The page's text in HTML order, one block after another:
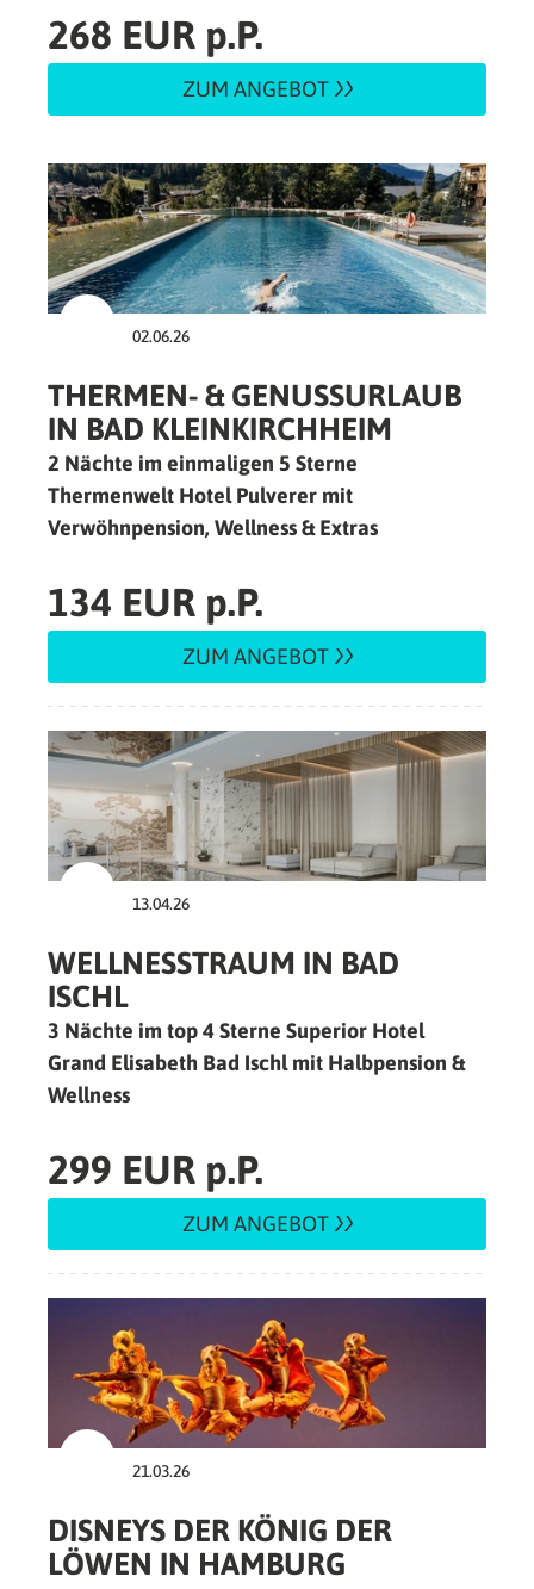
268 EUR p.P.
ZUM ANGEBOT
02.06.26
THERMEN- & GENUSSURLAUB
IN BAD KLEINKIRCHHEIM
2 Nächte im einmaligen 5 Sterne
Thermenwelt Hotel Pulverer mit
Verwöhnpension, Wellness & Extras
134 EUR p.P.
ZUM ANGEBOT
13.04.26
WELLNESSTRAUM IN BAD
ISCHL
3 Nächte im top 4 Sterne Superior Hotel
Grand Elisabeth Bad Ischl mit Halbpension &
Wellness
299 EUR p.P.
ZUM ANGEBOT
21.03.26
DISNEYS DER KÖNIG DER
LÖWEN IN HAMBURG